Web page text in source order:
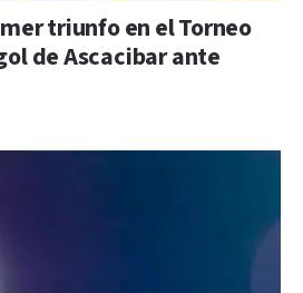
triunfo en el Torneo
de Ascacibar ante